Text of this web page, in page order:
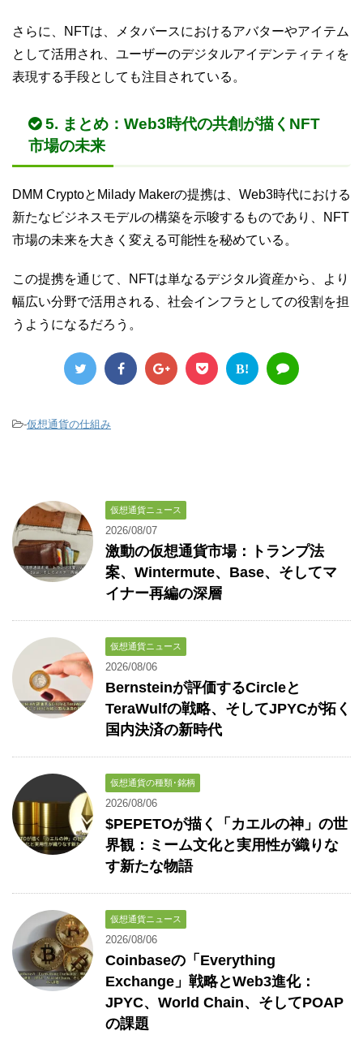
さらに、NFTは、メタバースにおけるアバターやアイテム
として活用され、ユーザーのデジタルアイデンティティを
表現する手段としても注目されている。
5. まとめ：Web3時代の共創が描くNFT
市場の未来
DMM CryptoとMilady Makerの提携は、Web3時代における
新たなビジネスモデルの構築を示唆するものであり、NFT
市場の未来を大きく変える可能性を秘めている。
この提携を通じて、NFTは単なるデジタル資産から、より
幅広い分野で活用される、社会インフラとしての役割を担
うようになるだろう。
B!
-仮想通貨の仕組み
仮想通貨ニュース
2026/08/07
激動の仮想通貨市場：トランプ法
案、Wintermute、Base、そしてマ
イナー再編の深層
仮想通貨ニュース
2026/08/06
Bernsteinが評価するCircleと
TeraWulfの戦略、そしてJPYCが拓く
国内決済の新時代
仮想通貨の種類･銘柄
2026/08/06
$PEPETOが描く「カエルの神」の世
界観：ミーム文化と実用性が織りな
す新たな物語
仮想通貨ニュース
2026/08/06
Coinbaseの「Everything
Exchange」戦略とWeb3進化：
JPYC、World Chain、そしてPOAP
の課題